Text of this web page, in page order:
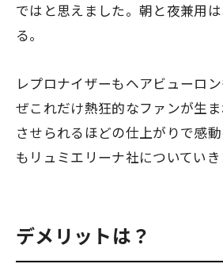
ではと思えました。朝と夜兼用
る。
レプロナイザーもヘアビューロ
ぜこれだけ熱狂的なファンが生
させられるほどの仕上がりで感
もリュミエリーナ社についていき
デメリットは？